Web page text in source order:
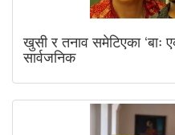
खुसी र तनाव समेटिएका ‘बाः
सार्वजनिक